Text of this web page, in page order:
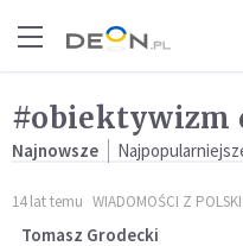
#obiektywizm
Najnowsze
14 lat temu WIADOMOŚCI Z POLSKI
Tomasz Grodecki